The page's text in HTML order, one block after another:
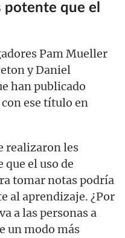
potente que el
Pam Mueller
y Daniel
han publicado
ese título en
realizaron les
el uso de
tomar notas podría
al aprendizaje. ¿Por
a las personas a
un modo más